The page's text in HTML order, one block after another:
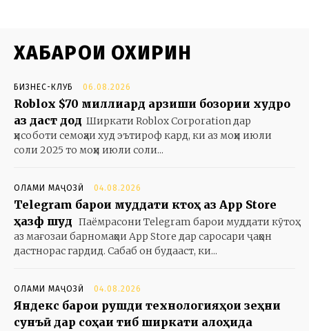
ХАБАРҲОИ ОХИРИН
БИЗНЕС-КЛУБ 06.08.2026
Roblox $70 миллиард арзиши бозории худро
аз даст дод Ширкати Roblox Corporation дар
ҳисоботи семоҳаи худ эътироф кард, ки аз моҳи июли
соли 2025 то моҳи июли соли...
ОЛАМИ МАҶОЗӢ 04.08.2026
Telegram барои муддати кӯтоҳ аз App Store
ҳазф шуд Паёмрасони Telegram барои муддати кӯтоҳ
аз мағозаи барномаҳои App Store дар саросари ҷаҳон
дастнорас гардид. Сабаб он будааст, ки...
ОЛАМИ МАҶОЗӢ 04.08.2026
Яндекс барои рушди технологияҳои зеҳни
сунъӣ дар соҳаи тиб ширкати алоҳида